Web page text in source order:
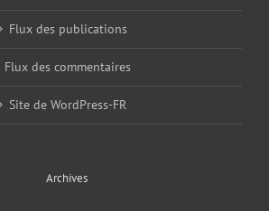
Flux des publications
Flux des commentaires
Site de WordPress-FR
Archives